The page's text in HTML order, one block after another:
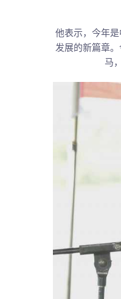
他表示，今年
发展的新篇章
马